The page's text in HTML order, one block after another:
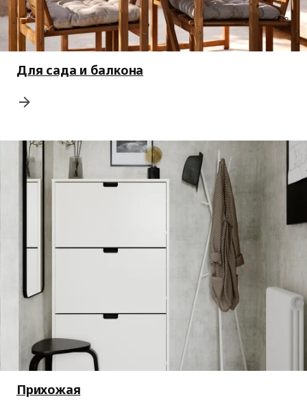
Для сада и балкона
Прихожая